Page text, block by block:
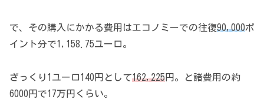
で、その購入にかかる費用はエコノミーでの往復90,000ポ
イント分で1,158.75ユーロ。
ざっくり1ユーロ140円として162,225円。と諸費用の約
6000円で17万円くらい。